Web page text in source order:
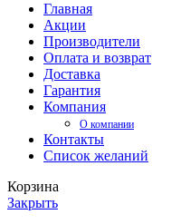
Главная
Акции
Производители
Оплата и возврат
Доставка
Гарантия
Компания
О компании
Контакты
Список желаний
Корзина
Закрыть